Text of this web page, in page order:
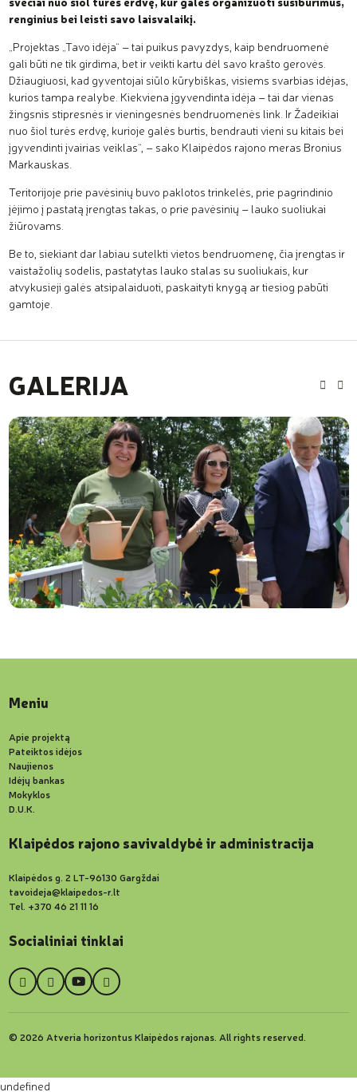
renginius bei leisti savo laisvalaikį.
„Projektas „Tavo idėja“ – tai puikus pavyzdys, kaip bendruomenė
gali būti ne tik girdima, bet ir veikti kartu dėl savo krašto gerovės.
Džiaugiuosi, kad gyventojai siūlo kūrybiškas, visiems svarbias idėjas,
kurios tampa realybe. Kiekviena įgyvendinta idėja – tai dar vienas
žingsnis stipresnės ir vieningesnės bendruomenės link. Ir Žadeikiai
nuo šiol turės erdvę, kurioje galės burtis, bendrauti vieni su kitais bei
įgyvendinti įvairias veiklas“, – sako Klaipėdos rajono meras Bronius
Markauskas.
Teritorijoje prie pavėsinių buvo paklotos trinkelės, prie pagrindinio
įėjimo į pastatą įrengtas takas, o prie pavėsinių – lauko suoliukai
žiūrovams.
Be to, siekiant dar labiau sutelkti vietos bendruomenę, čia įrengtas ir
vaistažolių sodelis, pastatytas lauko stalas su suoliukais, kur
atvykusieji galės atsipalaiduoti, paskaityti knygą ar tiesiog pabūti
gamtoje.
GALERIJA
Meniu
Apie projektą
Pateiktos idėjos
Naujienos
Idėjų bankas
Mokyklos
D.U.K.
Klaipėdos rajono savivaldybė ir administracija
Klaipėdos g. 2 LT-96130 Gargždai
tavoideja@klaipedos-r.lt
Tel. +370 46 21 11 16
Socialiniai tinklai
© 2026 Atveria horizontus Klaipėdos rajonas. All rights reserved.
undefined